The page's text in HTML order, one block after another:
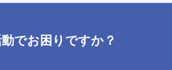
でお困りですか？